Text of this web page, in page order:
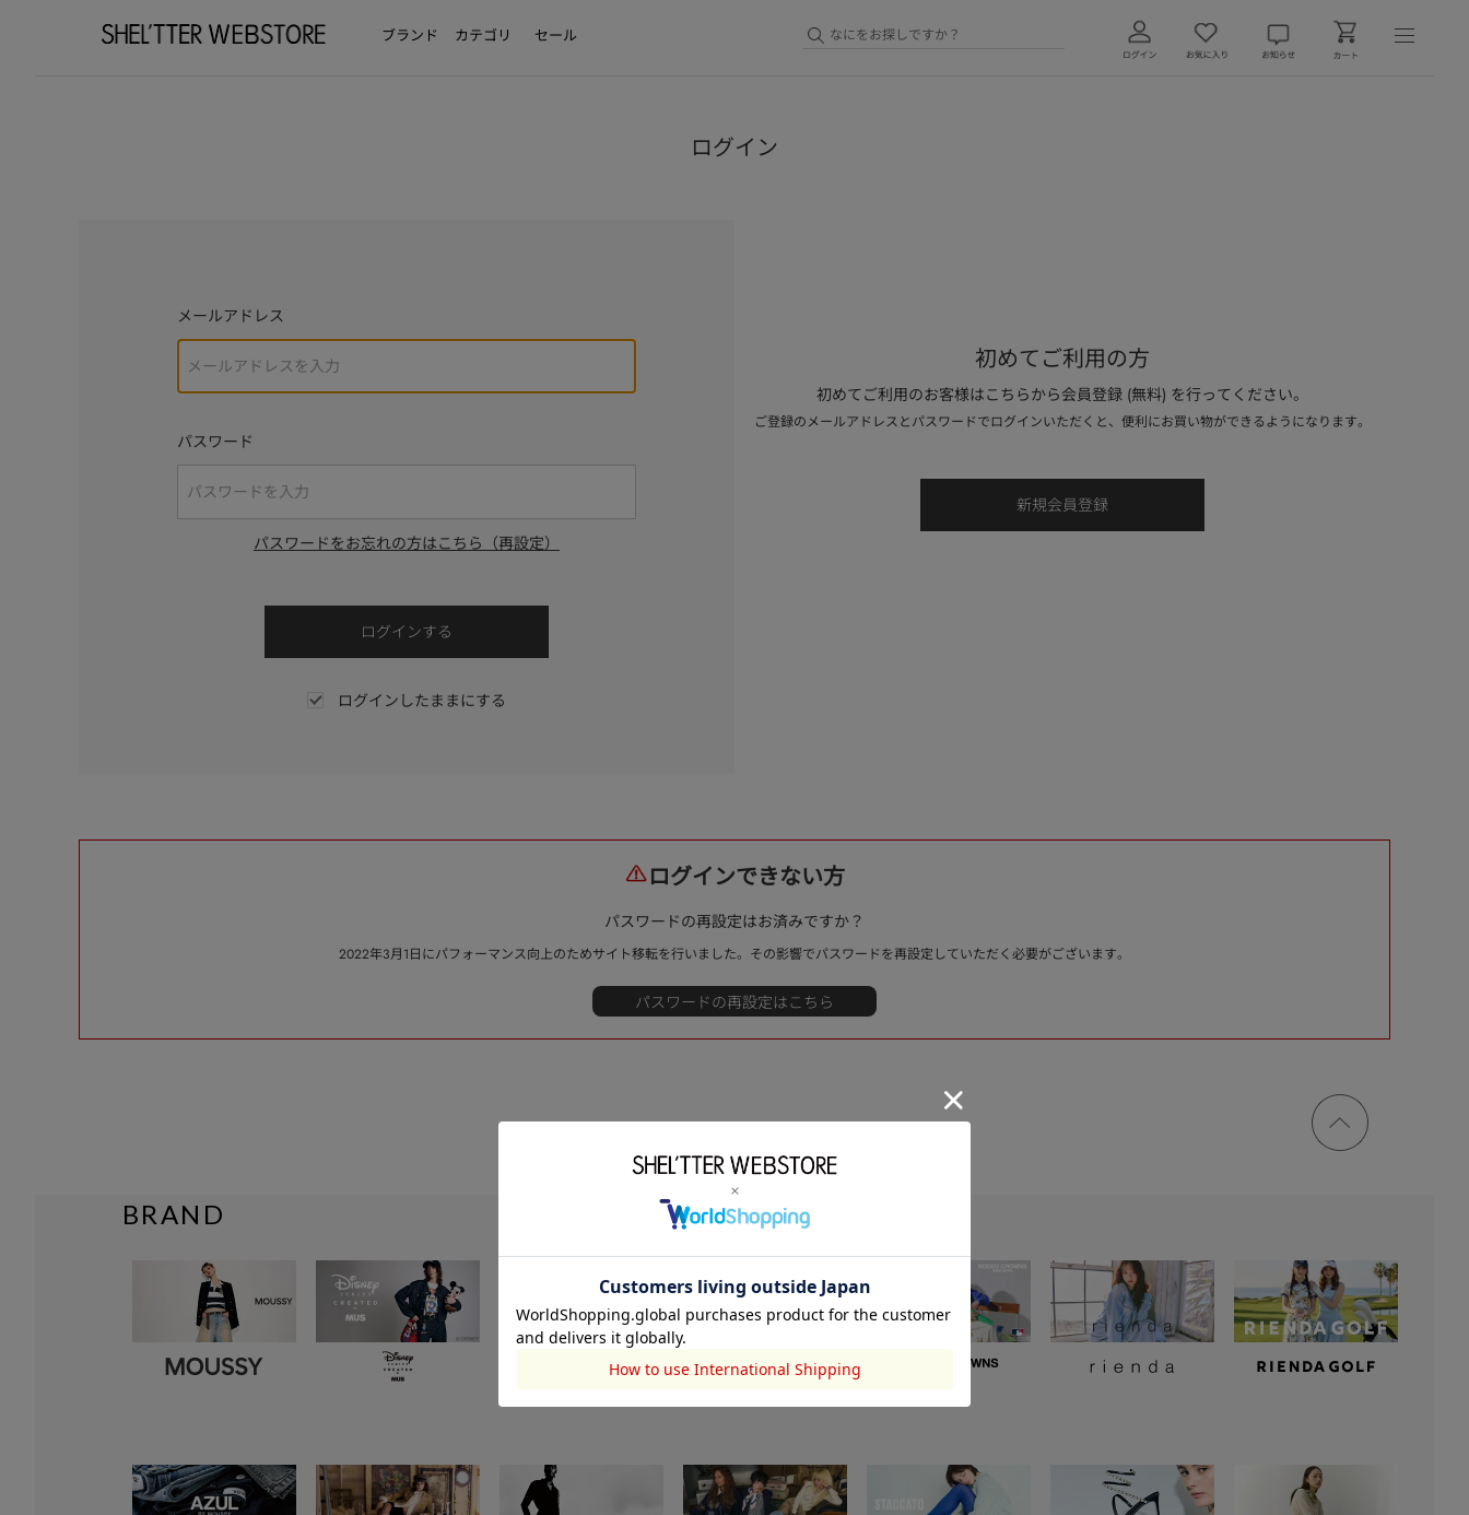
ブランド カテゴリ セール
ログイン
メールアドレス
パスワード
パスワードをお忘れの方はこちら（再設定）
ログインしたままにする
初めてご利用の方
初めてご利用のお客様はこちらから会員登録 (無料) を行ってください。
ご登録のメールアドレスとパスワードでログインいただくと、便利にお買い物ができるようになります。
ログインできない方
パスワードの再設定はお済みですか？
2022年3月1日にパフォーマンス向上のためサイト移転を行いました。その影響でパスワードを再設定していただく必要がございます。
ページ
トップ
BRAND